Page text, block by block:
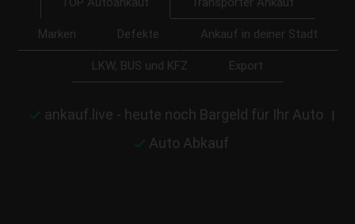
Marken Defekte Ankauf in deiner Stadt
LKW, BUS und KFZ Export
ankauf.live - heute noch Bargeld für Ihr Auto |
Auto Abkauf